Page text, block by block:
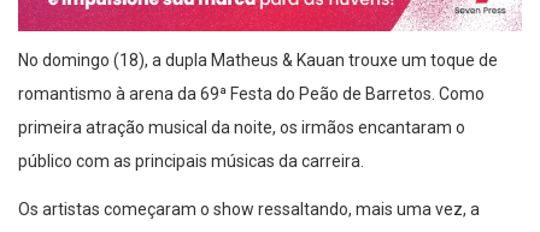
No domingo (18), a dupla Matheus & Kauan trouxe um toque de
romantismo à arena da 69ª Festa do Peão de Barretos. Como
primeira atração musical da noite, os irmãos encantaram o
público com as principais músicas da carreira.
Os artistas começaram o show ressaltando, mais uma vez, a